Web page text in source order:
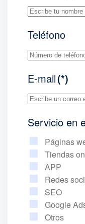
Teléfono
E-mail(*)
Servicio en
Páginas
Tiendas
APP
Redes
SEO
Google
Otros